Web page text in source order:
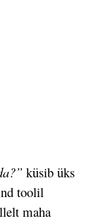
küsib üks
toolil
maha